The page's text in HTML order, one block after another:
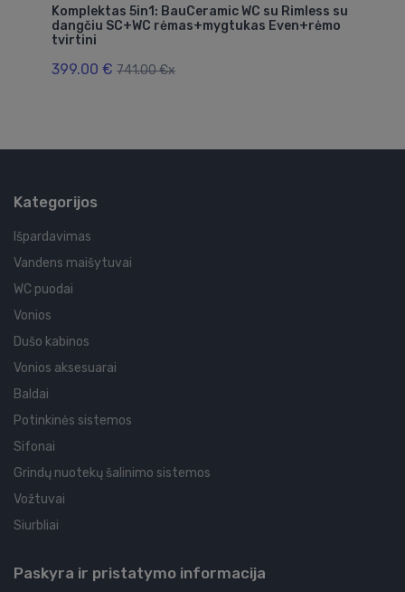
Komplektas 5in1: BauCeramic WC su Rimless su
dangčiu SC+WC rėmas+mygtukas Even+rėmo
tvirtini
399.00 € 741.00 €x
Kategorijos
Išpardavimas
Vandens maišytuvai
WC puodai
Vonios
Dušo kabinos
Vonios aksesuarai
Baldai
Potinkinės sistemos
Sifonai
Grindų nuotekų šalinimo sistemos
Vožtuvai
Siurbliai
Paskyra ir pristatymo informacija